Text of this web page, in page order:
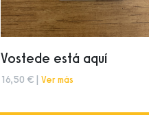
Vostede está aquí
16,50 € | Ver más